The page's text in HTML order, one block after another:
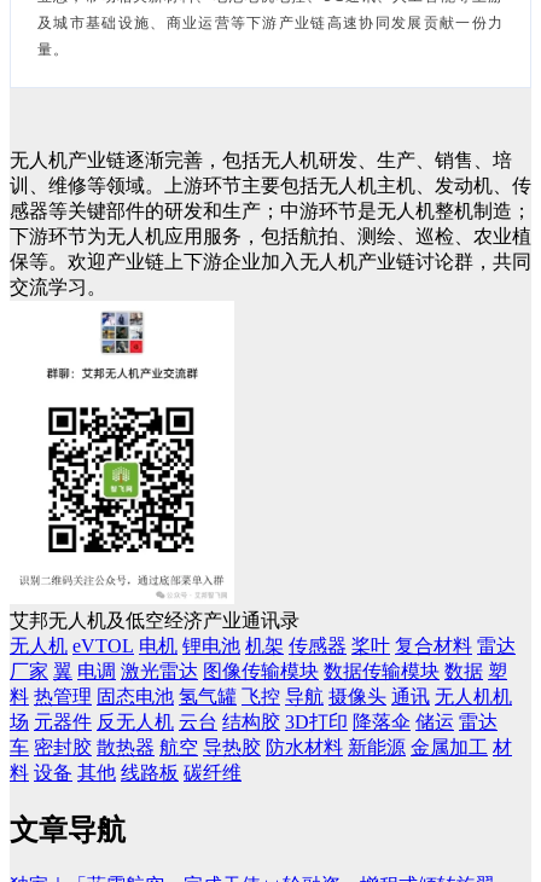
及城市基础设施、商业运营等下游产业链高速协同发展贡献一份力
量。
无人机产业链逐渐完善，包括无人机研发、生产、销售、培
训、维修等领域。上游环节主要包括无人机主机、发动机、传
感器等关键部件的研发和生产；中游环节是无人机整机制造；
下游环节为无人机应用服务，包括航拍、测绘、巡检、农业植
保等。欢迎产业链上下游企业加入无人机产业链讨论群，共同
交流学习。
艾邦无人机及低空经济产业通讯录
无人机 eVTOL 电机 锂电池 机架 传感器 桨叶 复合材料 雷达
厂家 翼 电调 激光雷达 图像传输模块 数据传输模块 数据 塑
料 热管理 固态电池 氢气罐 飞控 导航 摄像头 通讯 无人机机
场 元器件 反无人机 云台 结构胶 3D打印 降落伞 储运 雷达
车 密封胶 散热器 航空 导热胶 防水材料 新能源 金属加工 材
料 设备 其他 线路板 碳纤维
文章导航